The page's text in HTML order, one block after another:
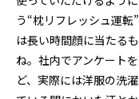
う“枕リフレッシュ運
は長い時間顔に当たる
ね。社内でアンケート
ど、実際には洋服の洗